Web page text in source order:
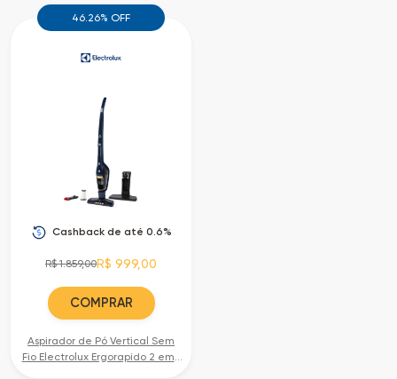
Todas
Todas
as
Categorias
Cia
46.26% OFF
Cashback de até 0.6%
R$ 1.859,00R$ 999,00
COMPRAR
Aspirador de Pó Vertical Sem
Fio Electrolux Ergorapido 2 em 1